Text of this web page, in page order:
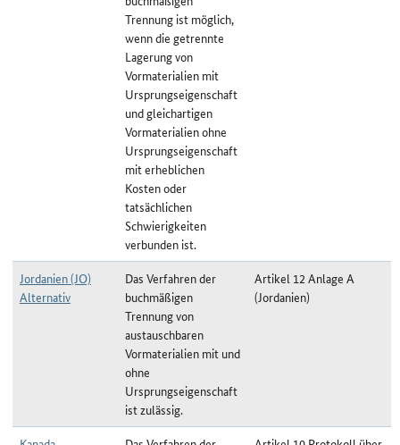
Trennung ist möglich,
wenn die getrennte
Lagerung von
Vormaterialien mit
Ursprungseigenschaft
und gleichartigen
Vormaterialien ohne
Ursprungseigenschaft
mit erheblichen
Kosten oder
tatsächlichen
Schwierigkeiten
verbunden ist.
Jordanien (JO)
Alternativ
Das Verfahren der
buchmäßigen
Trennung von
austauschbaren
Vormaterialien mit und
ohne
Ursprungseigenschaft
ist zulässig.
Artikel 12 Anlage A
(Jordanien)